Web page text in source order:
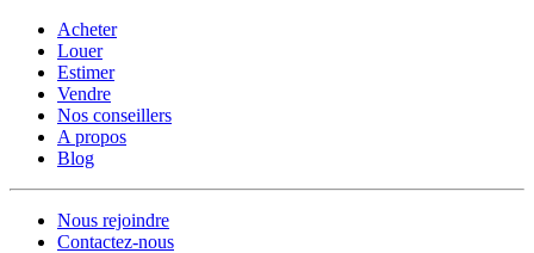
Acheter
Louer
Estimer
Vendre
Nos conseillers
A propos
Blog
Nous rejoindre
Contactez-nous